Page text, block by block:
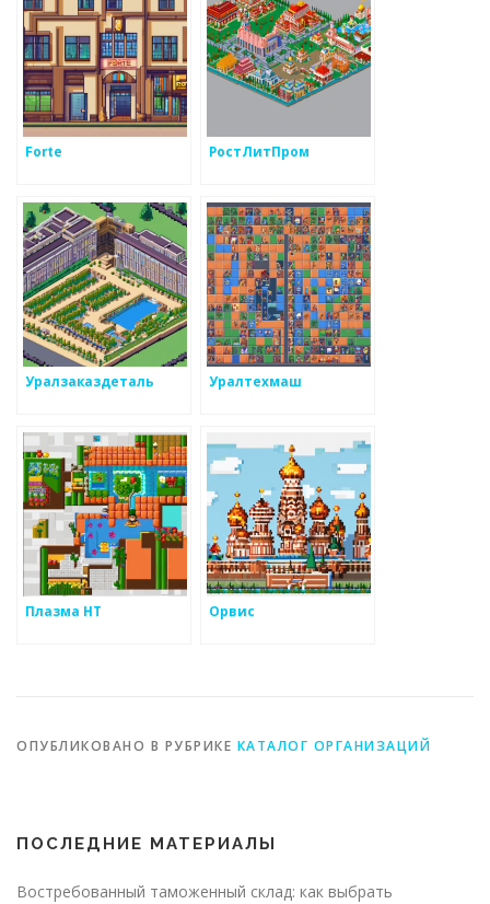
Forte РостЛитПром
Уралзаказдеталь Уралтехмаш
Плазма НТ Орвис
ОПУБЛИКОВАНО В РУБРИКЕ КАТАЛОГ ОРГАНИЗАЦИЙ
ПОСЛЕДНИЕ МАТЕРИАЛЫ
Востребованный таможенный склад: как выбрать